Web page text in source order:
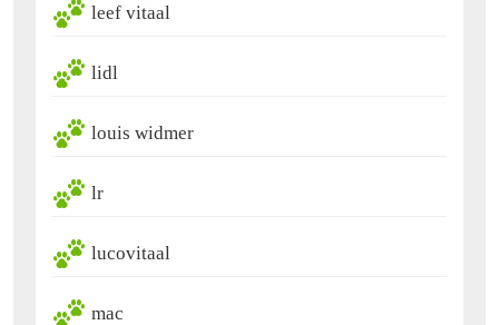
leef vitaal
lidl
louis widmer
lr
lucovitaal
mac